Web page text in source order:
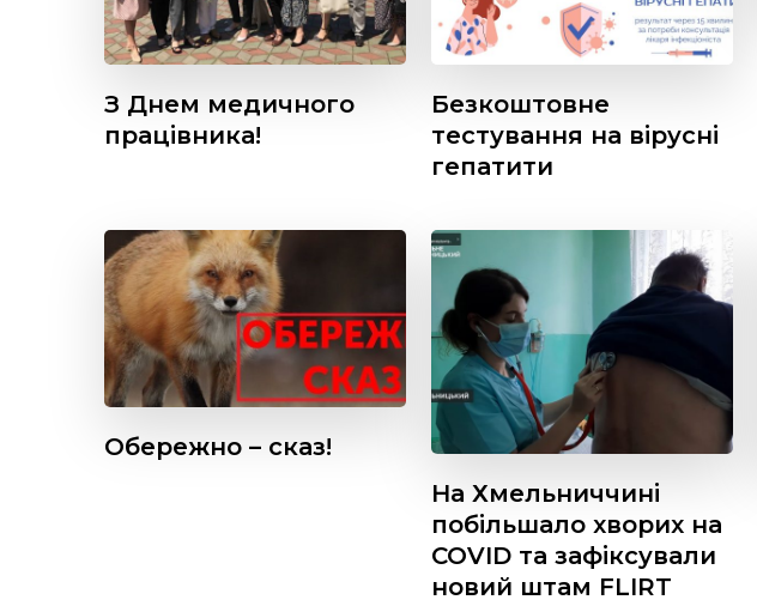
З Днем медичного
працівника!
Безкоштовне
тестування на вірусні
гепатити
Обережно – сказ!
На Хмельниччині
побільшало хворих на
COVID та зафіксували
новий штам FLIRT